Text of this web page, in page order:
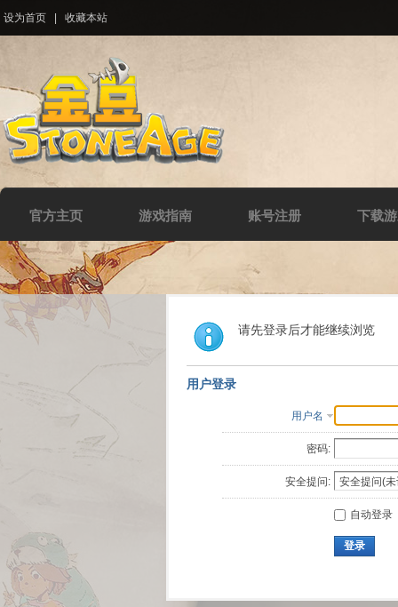
设为首页 收藏本站
官方主页 游戏指南 账号注册 下载
请先登录后才能继续浏览
用户登录
用户名
密码:
安全提问:
自动登录
登录